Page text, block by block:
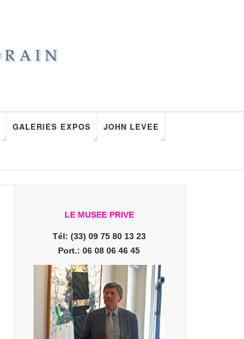
GALERIES EXPOS JOHN LEVEE
LE MUSEE PRIVE
Tél: (33) 09 75 80 13 23
Port.: 06 08 06 46 45